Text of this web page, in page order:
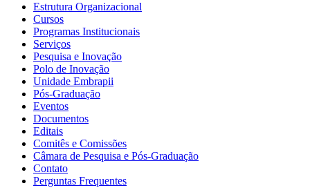
Estrutura Organizacional
Cursos
Programas Institucionais
Serviços
Pesquisa e Inovação
Polo de Inovação
Unidade Embrapii
Pós-Graduação
Eventos
Documentos
Editais
Comitês e Comissões
Câmara de Pesquisa e Pós-Graduação
Contato
Perguntas Frequentes